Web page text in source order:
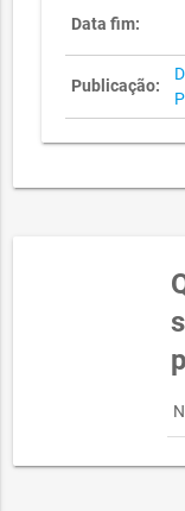
Data fim:
Publicação: